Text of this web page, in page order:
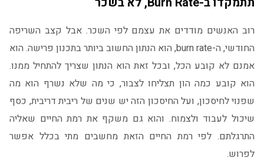
רוב האנשים מודדים את עצמם לפי השכר. אבל קצב השריפה
החודשי, ה-burn rate, הוא הנתון החשוב ביותר בתכנון פרישה. הוא
אמנם לא קובע הכל, ובכל זאת הוא הנתון שצריך להתחיל ממנו.
הוא קובע כמה הון תצליחו לצבור, כי מה שלא נשרף הוא מה
שפנוי לחיסכון, ועל החיסכון הזה יש שנים של ריבית דריבית, כסף
שיכול לעבוד ולצמוח. והוא גם משקף את רמת החיים שאליה
התרגלתם. לפי רמת החיים הזאת מחשבים מתי בכלל אפשר
לפרוש.